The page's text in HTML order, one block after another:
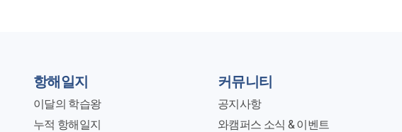
항해일지
이달의 학습왕
누적 항해일지
커뮤니티
공지사항
와캠퍼스 소식 & 이벤트